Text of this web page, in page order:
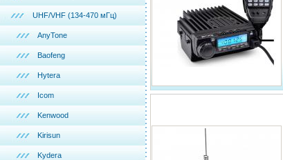
UHF/VHF (134-470 мГц)
AnyTone
Baofeng
Hytera
Icom
Kenwood
Kirisun
Kydera